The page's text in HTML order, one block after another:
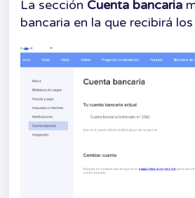
La sección Cuenta bancaria
bancaria en la que recibirá